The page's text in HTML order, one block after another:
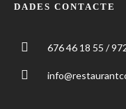
DADES CONTACTE
676 46 18 55 /